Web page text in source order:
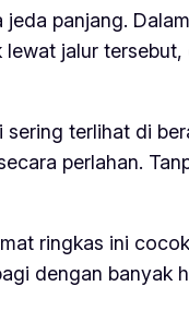
panjang.
jalur
terlihat di
perlahan.
ringkas ini
dengan banyak